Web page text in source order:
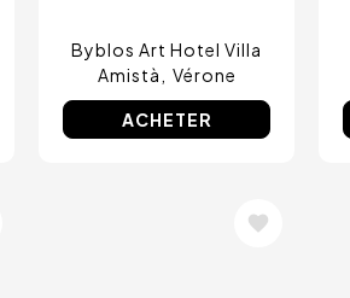
Byblos Art Hotel Villa
Amistà
Vérone
ACHETER